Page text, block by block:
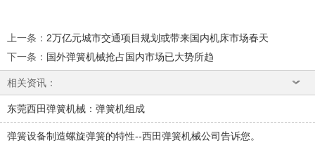
上一条 ： 2万亿元城市交通项目规划或带来国内机床市场春天
下一条 ： 国外弹簧机械抢占国内市场已大势所趋
相关资讯：
东莞西田弹簧机械：弹簧机组成
弹簧设备制造螺旋弹簧的特性--西田弹簧机械公司告诉您。